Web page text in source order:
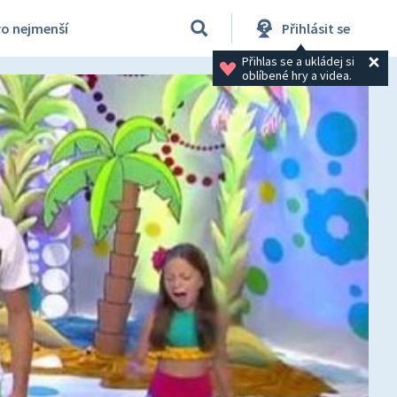
nejmenší Přihlásit se
Přihlas se a ukládej si
oblíbené hry a videa.